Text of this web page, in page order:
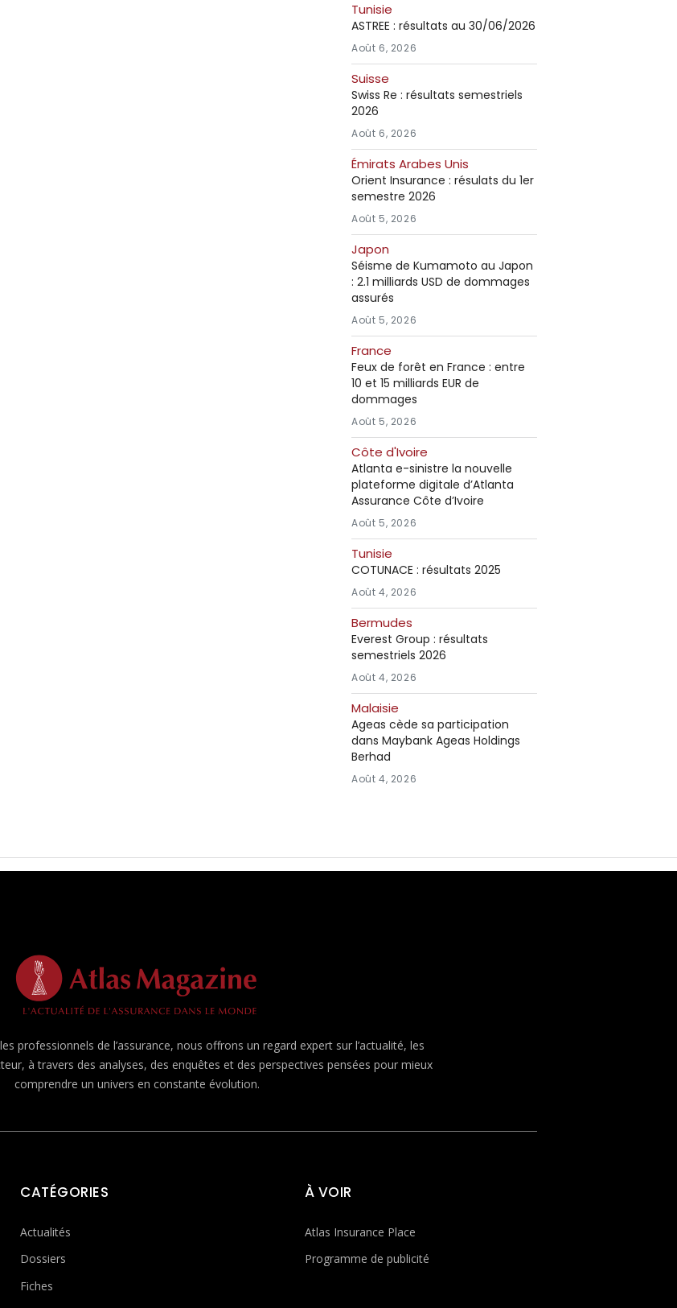
Tunisie
ASTREE : résultats au 30/06/2026
Août 6, 2026
Suisse
Swiss Re : résultats semestriels
2026
Août 6, 2026
Émirats Arabes Unis
Orient Insurance : résulats du 1er
semestre 2026
Août 5, 2026
Japon
Séisme de Kumamoto au Japon
: 2.1 milliards USD de dommages
assurés
Août 5, 2026
France
Feux de forêt en France : entre
10 et 15 milliards EUR de
dommages
Août 5, 2026
Côte d'Ivoire
Atlanta e-sinistre la nouvelle
plateforme digitale d’Atlanta
Assurance Côte d’Ivoire
Août 5, 2026
Tunisie
COTUNACE : résultats 2025
Août 4, 2026
Bermudes
Everest Group : résultats
semestriels 2026
Août 4, 2026
Malaisie
Ageas cède sa participation
dans Maybank Ageas Holdings
Berhad
Août 4, 2026
professionnels de l’assurance, nous offrons un regard expert sur l’actualité, les
à travers des analyses, des enquêtes et des perspectives pensées pour mieux
comprendre un univers en constante évolution.
CATÉGORIES
Actualités
Dossiers
Fiches
À VOIR
Atlas Insurance Place
Programme de publicité